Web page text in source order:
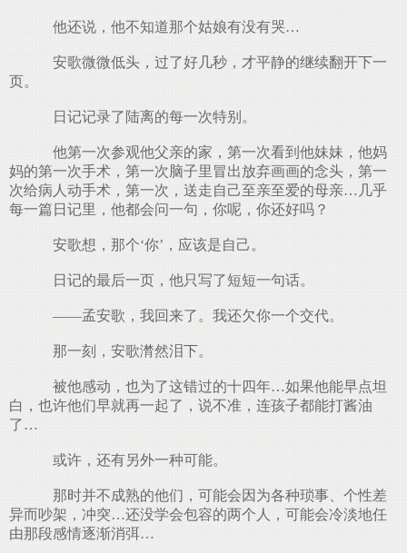
他还说，他不知道那个姑娘有没有哭…
安歌微微低头，过了好几秒，才平静的继续翻开下一
页。
日记记录了陆离的每一次特别。
他第一次参观他父亲的家，第一次看到他妹妹，他妈
妈的第一次手术，第一次脑子里冒出放弃画画的念头，第一
次给病人动手术，第一次，送走自己至亲至爱的母亲…几乎
每一篇日记里，他都会问一句，你呢，你还好吗？
安歌想，那个‘你’，应该是自己。
日记的最后一页，他只写了短短一句话。
——孟安歌，我回来了。我还欠你一个交代。
那一刻，安歌潸然泪下。
被他感动，也为了这错过的十四年…如果他能早点坦
白，也许他们早就再一起了，说不准，连孩子都能打酱油
了…
或许，还有另外一种可能。
那时并不成熟的他们，可能会因为各种琐事、个性差
异而吵架，冲突…还没学会包容的两个人，可能会冷淡地任
由那段感情逐渐消弭…